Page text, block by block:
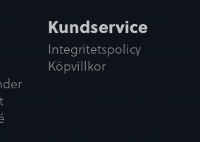
Kundservice
Integritetspolicy
Köpvillkor